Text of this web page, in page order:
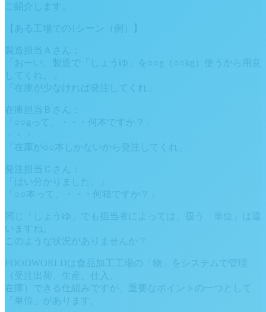
ご紹介します。
【ある工場での1シーン（例）】
製造担当Ａさん：
「おーい、製造で「しょうゆ」を○○g（○○kg）使うから用意
してくれ。」
「在庫が少なければ発注してくれ」
在庫担当Ｂさん：
「○○gって、・・・何本ですか？」
・・・
「在庫が○○本しかないから発注してくれ」
発注担当Ｃさん：
「はい分かりました。」
「○○本って、・・・何箱ですか？」
同じ「しょうゆ」でも担当者によっては、扱う「単位」は違
いますね。
このような状況がありませんか？
FOODWORLDは食品加工工場の「物」をシステムで管理
（受注出荷、生産、仕入、
在庫）できる仕組みですが、重要なポイントの一つとして
「単位」があります。